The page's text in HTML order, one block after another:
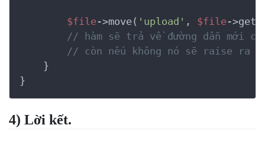
$file->move( 'upload' , $file-
// hàm sẽ trả về đường dẫn mới
// còn nếu không nó sẽ raise ra
    }
}
4) Lời kết.